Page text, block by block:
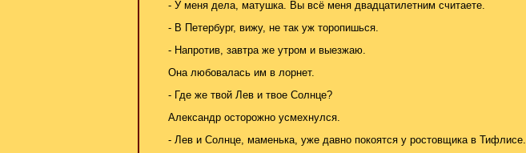
- У меня дела, матушка. Вы всё меня двадцатилетним считаете.
- В Петербург, вижу, не так уж торопишься.
- Напротив, завтра же утром и выезжаю.
Она любовалась им в лорнет.
- Где же твой Лев и твое Солнце?
Александр осторожно усмехнулся.
- Лев и Солнце, маменька, уже давно покоятся у ростовщика в